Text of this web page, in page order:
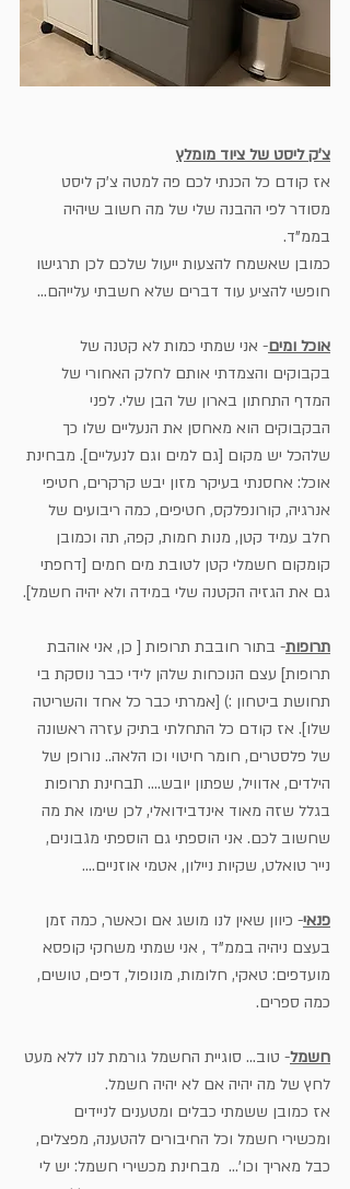
צ'ק ליסט של ציוד מומלץ
אז קודם כל הכנתי לכם פה למטה צ'ק ליסט
מסודר לפי ההבנה שלי של מה חשוב שיהיה
בממ"ד.
כמובן שאשמח להצעות ייעול שלכם לכן תרגישו
חופשי להציע עוד דברים שלא חשבתי עלייהם...
אוכל ומים- אני שמתי כמות לא קטנה של
בקבוקים והצמדתי אותם לחלק האחורי של
המדף התחתון בארון של הבן שלי. לפני
הבקבוקים הוא מאחסן את הנעליים שלו כך
שלהכל יש מקום [גם למים וגם לנעליים]. מבחינת
אוכל: אחסנתי בעיקר מזון יבש קרקרים, חטיפי
אנרגיה, קורונפלקס, חטיפים, כמה ריבועים של
חלב עמיד קטן, מנות חמות, קפה, תה וכמובן
קומקום חשמלי קטן לטובת מים חמים [דחפתי
גם את הגזיה הקטנה שלי במידה ולא יהיה חשמל].
תרופות- בתור חובבת תרופות [ כן, אני אוהבת
תרופות] עצם הנוכחות שלהן לידי כבר נוסקת בי
תחושת ביטחון :) [אמרתי כבר כל אחד והשריטה
שלו]. אז קודם כל התחלתי בתיק עזרה ראשונה
של פלסטרים, חומר חיטוי וכו הלאה.. נורופן של
הילדים, אדוויל, שפתון יובש.... תבחינת תרופות
בגלל שזה מאוד אינדבידואלי, לכן שימו את מה
שחשוב לכם. אני הוספתי גם הוספתי מגבונים,
נייר טואלט, שקיות ניילון, אטמי אוזניים....
פנאי- כיוון שאין לנו מושג אם וכאשר, כמה זמן
בעצם ניהיה בממ"ד , אני שמתי משחקי קופסא
מועדפים: טאקי, חלומות, מונופול, דפים, טושים,
כמה ספרים.
חשמל- טוב... סוגיית החשמל גורמת לנו ללא מעט
לחץ של מה יהיה אם לא יהיה חשמל.
אז כמובן ששמתי כבלים ומטענים לניידים
ומכשירי חשמל וכל החיבורים להטענה, מפצלים,
כבל מאריך וכו'...  מבחינת מכשירי חשמל: יש לי